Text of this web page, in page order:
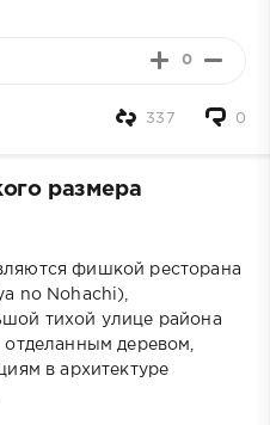
0
0
337
размера
фишкой ресторана
no Nohachi),
тихой улице района
деревом,
в архитектуре